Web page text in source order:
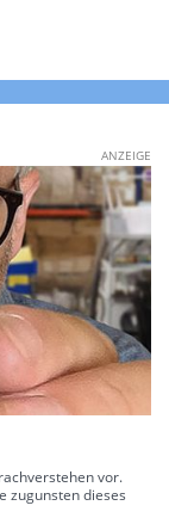
ANZEIGE
vor.
zugunsten dieses